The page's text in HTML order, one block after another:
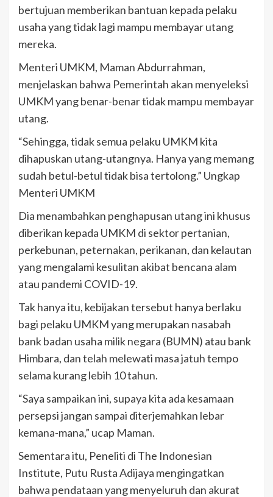
bertujuan memberikan bantuan kepada pelaku
usaha yang tidak lagi mampu membayar utang
mereka.
Menteri UMKM, Maman Abdurrahman,
menjelaskan bahwa Pemerintah akan menyeleksi
UMKM yang benar-benar tidak mampu membayar
utang.
“Sehingga, tidak semua pelaku UMKM kita
dihapuskan utang-utangnya. Hanya yang memang
sudah betul-betul tidak bisa tertolong.” Ungkap
Menteri UMKM
Dia menambahkan penghapusan utang ini khusus
diberikan kepada UMKM di sektor pertanian,
perkebunan, peternakan, perikanan, dan kelautan
yang mengalami kesulitan akibat bencana alam
atau pandemi COVID-19.
Tak hanya itu, kebijakan tersebut hanya berlaku
bagi pelaku UMKM yang merupakan nasabah
bank badan usaha milik negara (BUMN) atau bank
Himbara, dan telah melewati masa jatuh tempo
selama kurang lebih 10 tahun.
“Saya sampaikan ini, supaya kita ada kesamaan
persepsi jangan sampai diterjemahkan lebar
kemana-mana,” ucap Maman.
Sementara itu, Peneliti di The Indonesian
Institute, Putu Rusta Adijaya mengingatkan
bahwa pendataan yang menyeluruh dan akurat